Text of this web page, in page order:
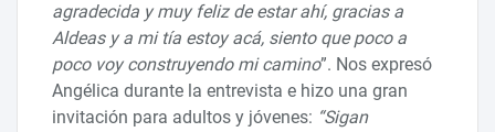
agradecida y muy feliz de estar ahí, gracias a
Aldeas y a mi tía estoy acá, siento que poco a
poco voy construyendo mi camino”. Nos expresó
Angélica durante la entrevista e hizo una gran
invitación para adultos y jóvenes: “Sigan